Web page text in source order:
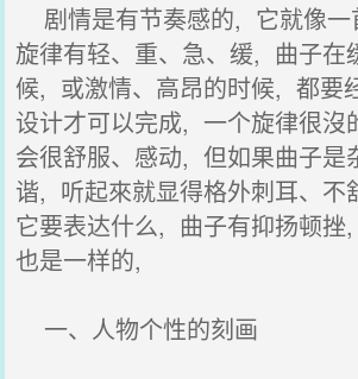
剧情是有节奏感的, 它就像
旋律有轻、重、急、缓, 曲子在
候, 或激情、高昂的时候, 都要
设计才可以完成, 一个旋律很
会很舒服、感动, 但如果曲子是
谐, 听起來就显得格外刺耳、
它要表达什么, 曲子有抑扬顿
也是一样的,
一、人物个性的刻画